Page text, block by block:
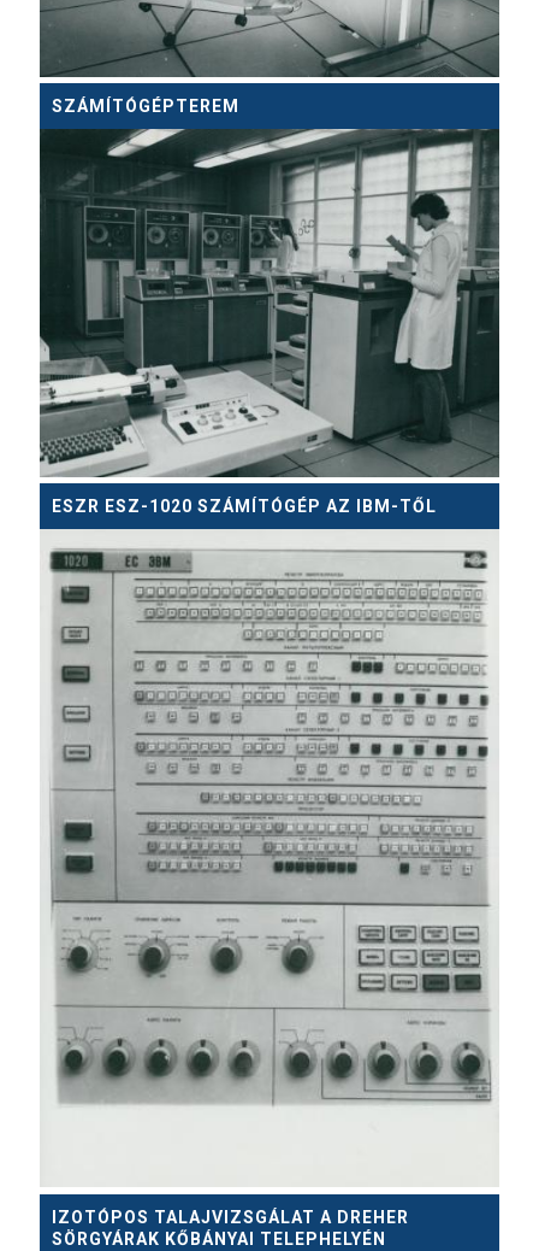
SZÁMÍTÓGÉPTEREM
ESZR ESZ-1020 SZÁMÍTÓGÉP AZ IBM-TŐL
IZOTÓPOS TALAJVIZSGÁLAT A DREHER
SÖRGYÁRAK KŐBÁNYAI TELEPHELYÉN